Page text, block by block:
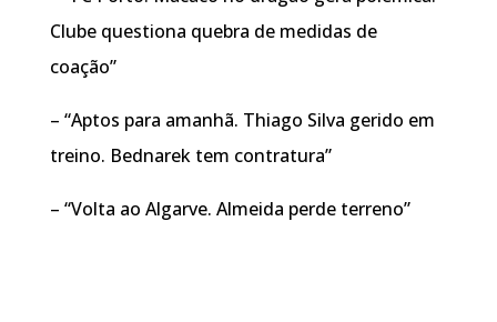
Clube questiona quebra de medidas de
coação”
– “Aptos para amanhã. Thiago Silva gerido em
treino. Bednarek tem contratura”
– “Volta ao Algarve. Almeida perde terreno”